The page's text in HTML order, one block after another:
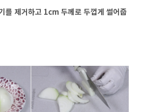
를 제거하고 1cm 두께로 두껍게 썰어줍